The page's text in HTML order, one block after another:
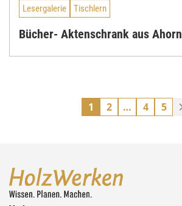
Lesergalerie Tischlern
Bücher- Aktenschrank aus Ahorn
1 2 … 4 5